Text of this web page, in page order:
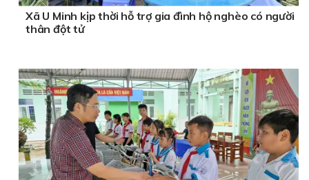
Xã U Minh kịp thời hỗ trợ gia đình hộ nghèo có người
thân đột tử